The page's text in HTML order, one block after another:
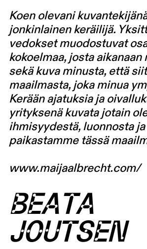
Koen olevani
jonkinlainen keräilijä.
vedokset muodostuvat
kokoelmaa, josta aikanaan
sekä kuva minusta, että
maailmasta, joka minua
Kerään ajatuksia ja
yrityksenä kuvata jotain
ihmisyydestä, luonnosta ja
paikastamme tässä
www.maijaalbrecht.com/
BEATA
JOUTSEN